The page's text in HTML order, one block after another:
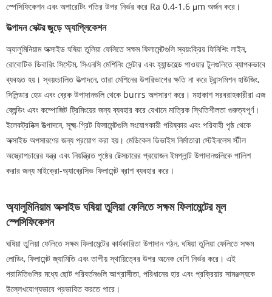
স্পেসিফিকেশন এবং অপারেটিং গতির উপর নির্ভর করে Ra 0.4-1.6 μm অর্জন করে।
উত্পাদন সেক্টর জুড়ে অ্যাপ্লিকেশন
অ্যালুমিনিয়াম অক্সাইড ঘষিয়া তুলিয়া ফেলিতে সক্ষম ফিলামেন্টগুলি স্বয়ংক্রিয় ফিনিশিং লাইন,
রোবোটিক ডিবারিং সিস্টেম, সিএনসি মেশিনিং সেন্টার এবং হ্যান্ডহেল্ড পাওয়ার টুলগুলিতে ব্যাপকভাবে
ব্যবহৃত হয়। স্বয়ংচালিত উত্পাদনে, তারা মেশিনের উপরিভাগের ক্ষতি না করে ট্রান্সমিশন হাউজিং,
সিলিন্ডার হেড এবং ব্রেক উপাদানগুলি থেকে burrs অপসারণ করে। মহাকাশ সরবরাহকারীরা এজ
ব্লেন্ডিং এবং কম্পোজিট ট্রিমিংয়ের জন্য ব্যবহার করে যেখানে মাত্রিক স্থিতিশীলতা গুরুত্বপূর্ণ।
ইলেকট্রনিক্স উত্পাদনে, সূক্ষ্ম-গ্রিট ফিলামেন্টগুলি সংযোগকারী পরিষ্কার এবং পরিবাহী পৃষ্ঠ থেকে
অক্সাইড অপসারণের জন্য প্রয়োগ করা হয়। মেডিকেল ডিভাইস নির্মাতারা স্টেইনলেস স্টীল
অস্ত্রোপচারের যন্ত্র এবং নিয়ন্ত্রিত পৃষ্ঠের টেক্সচারের প্রয়োজন ইমপ্লান্ট উপাদানগুলিকে পালিশ
করার জন্য মাইক্রো-অ্যাব্রেসিভ ফিলামেন্ট ব্রাশ ব্যবহার করে।
অ্যালুমিনিয়াম অক্সাইড ঘষিয়া তুলিয়া ফেলিতে সক্ষম ফিলামেন্টের মূল
স্পেসিফিকেশন
ঘষিয়া তুলিয়া ফেলিতে সক্ষম ফিলামেন্টের কার্যকারিতা উপাদান গঠন, ঘষিয়া তুলিয়া ফেলিতে সক্ষম
লোডিং, ফিলামেন্ট জ্যামিতি এবং তাপীয় স্থায়িত্বের উপর অনেক বেশি নির্ভর করে। এই
পরামিতিগুলির মধ্যে ছোট পরিবর্তনগুলি আগ্রাসীতা, পরিধানের হার এবং প্রক্রিয়ার সামঞ্জস্যকে
উল্লেখযোগ্যভাবে প্রভাবিত করতে পারে।